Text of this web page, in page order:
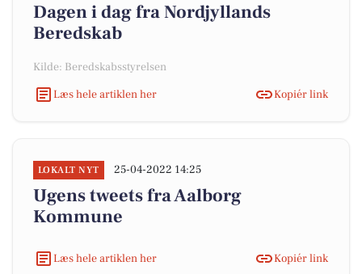
Dagen i dag fra Nordjyllands
Beredskab
Kilde: Beredskabsstyrelsen
Læs hele artiklen her
Kopiér link
LOKALT NYT 25-04-2022 14:25
Ugens tweets fra Aalborg
Kommune
Læs hele artiklen her Kopiér link